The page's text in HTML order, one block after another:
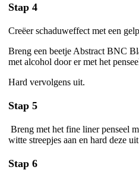
Stap 4
Creëer schaduweffect met een
Breng een beetje Abstract BNC
met alcohol door er met het
Hard vervolgens uit.
Stap 5
Breng met het fine liner penseel
witte streepjes aan en hard deze
Stap 6